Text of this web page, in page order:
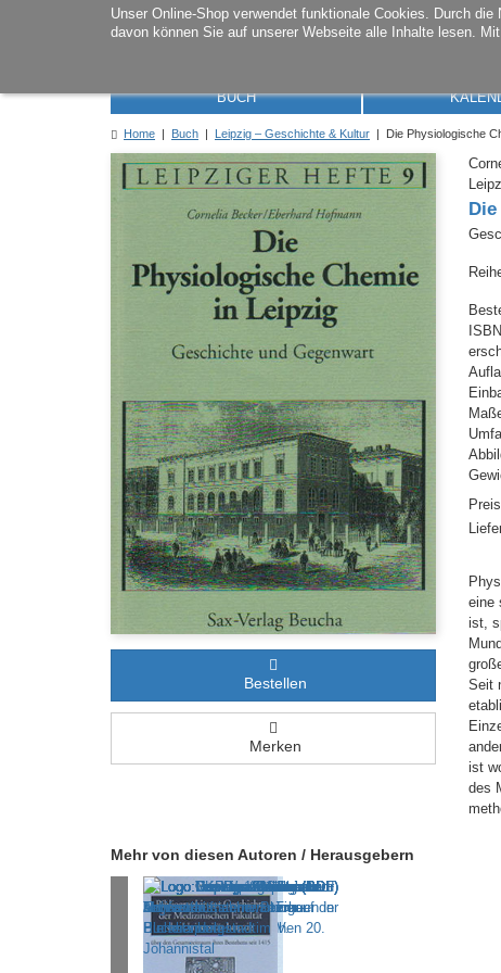
Unser Online-Shop verwendet funktionale Cookies. Durch
davon können Sie auf unserer Webseite alle Inhalte lesen.
BUCH
Home | Buch | Leipzig – Geschichte & Kultur | Die Physiologische
Bestellen
Merken
ISBN
Preis
eine
ist,
Seit
ist
des
Mehr von diesen Autoren / Herausgebern